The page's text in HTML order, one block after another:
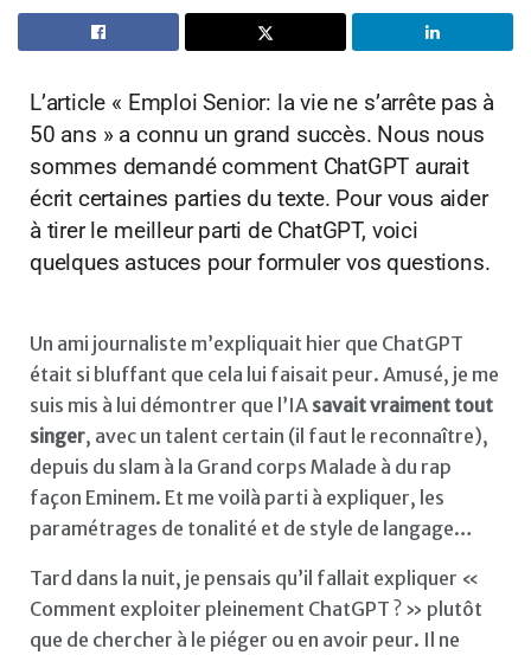
L’article « Emploi Senior: la vie ne s’arrête pas à
50 ans » a connu un grand succès. Nous nous
sommes demandé comment ChatGPT aurait
écrit certaines parties du texte. Pour vous aider
à tirer le meilleur parti de ChatGPT, voici
quelques astuces pour formuler vos questions.
Un ami journaliste m’expliquait hier que ChatGPT
était si bluffant que cela lui faisait peur. Amusé, je me
suis mis à lui démontrer que l’IA savait vraiment tout
singer, avec un talent certain (il faut le reconnaître),
depuis du slam à la Grand corps Malade à du rap
façon Eminem. Et me voilà parti à expliquer, les
paramétrages de tonalité et de style de langage…
Tard dans la nuit, je pensais qu’il fallait expliquer «
Comment exploiter pleinement ChatGPT ? » plutôt
que de chercher à le piéger ou en avoir peur. Il ne